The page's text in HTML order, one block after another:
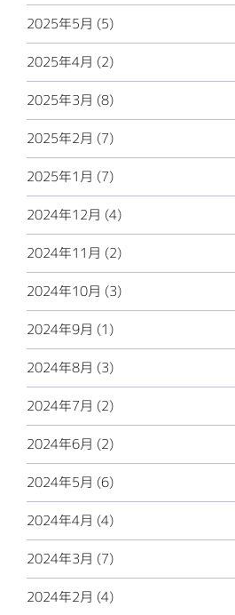
2025年5月 (5)
2025年4月 (2)
2025年3月 (8)
2025年2月 (7)
2025年1月 (7)
2024年12月 (4)
2024年11月 (2)
2024年10月 (3)
2024年9月 (1)
2024年8月 (3)
2024年7月 (2)
2024年6月 (2)
2024年5月 (6)
2024年4月 (4)
2024年3月 (7)
2024年2月 (4)